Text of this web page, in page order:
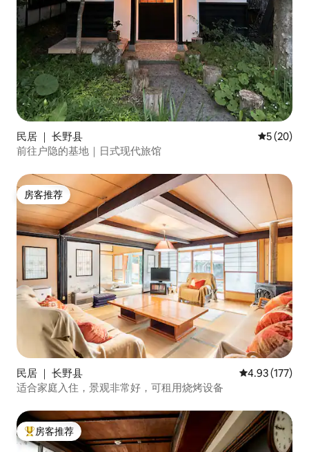
民居 ｜ 长野县 平均评分
5 (20)
前往户隐的基地｜日式现代旅馆
房客推荐
房客推荐
民居 ｜ 长野县 平均评分 4.93
4.93 (177)
适合家庭入住，景观非常好，可租用烧烤设备
热门「房客推荐」
房客推荐